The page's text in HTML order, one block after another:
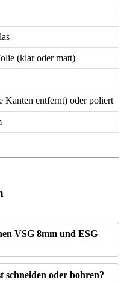
(klar oder matt)
Kanten entfernt) oder poliert
VSG 8mm und ESG
schneiden oder bohren?